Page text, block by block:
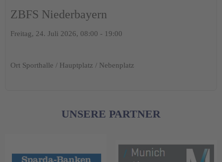
ZBFS Niederbayern
Freitag, 24. Juli 2026, 08:00 - 19:00
Ort Sporthalle / Hauptplatz / Nebenplatz
UNSERE PARTNER